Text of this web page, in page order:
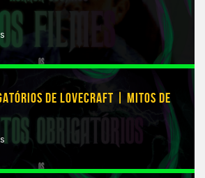
DE LOVECRAFT | MITOS DE